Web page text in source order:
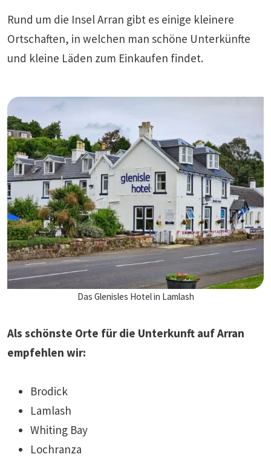
Rund um die Insel Arran gibt es einige kleinere
Ortschaften, in welchen man schöne Unterkünfte
und kleine Läden zum Einkaufen findet.
Das Glenisles Hotel in Lamlash
Als schönste Orte für die Unterkunft auf Arran
empfehlen wir:
Brodick
Lamlash
Whiting Bay
Lochranza